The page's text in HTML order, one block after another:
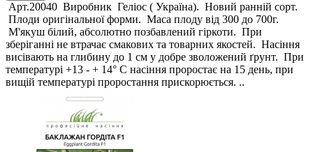
Арт.20040 Виробник Геліос ( Україна). Новий ранній сорт.
Плоди оригінальної форми. Маса плоду від 300 до 700г.
М'якуш білий, абсолютно позбавлений гіркоти. При
зберіганні не втрачає смакових та товарних якостей. Насіння
висівають на глибину до 1 см у добре зволожений ґрунт. При
температурі +13 - + 14° С насіння проростає на 15 день, при
вищій температурі проростання прискорюється. ..